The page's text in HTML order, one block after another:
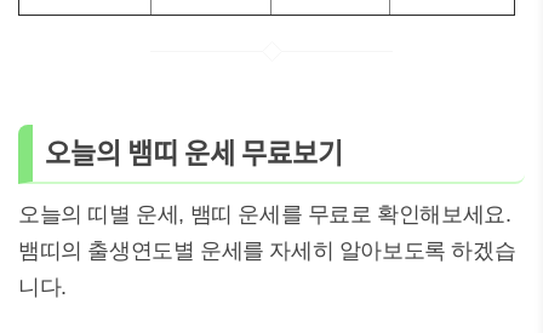
오늘의 뱀띠 운세 무료보기
오늘의 띠별 운세, 뱀띠 운세를 무료로 확인해보세요.
뱀띠의 출생연도별 운세를 자세히 알아보도록 하겠습
니다.